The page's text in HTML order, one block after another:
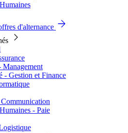
d'alternance
Management
- Gestion et Finance
- Paie